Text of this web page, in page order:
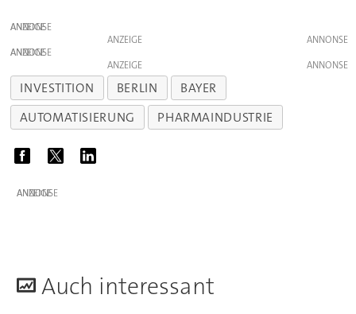
ANZEIGE
ANZEIGE
ANZEIGE
ANZEIGE
INVESTITION BERLIN
BAYER
AUTOMATISIERUNG
PHARMAINDUSTRIE
ANZEIGE
Auch interessant